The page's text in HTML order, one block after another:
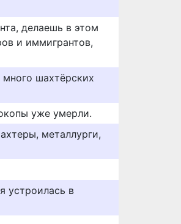
делаешь в этом
и иммигрантов,
шахтёрских
уже умерли.
металлурги,
устроилась в